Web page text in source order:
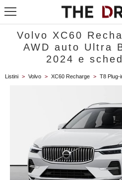
Volvo XC60
AWD auto Ultra
2024 e
Listini > Volvo > XC60 Recharge > T8 Plug-